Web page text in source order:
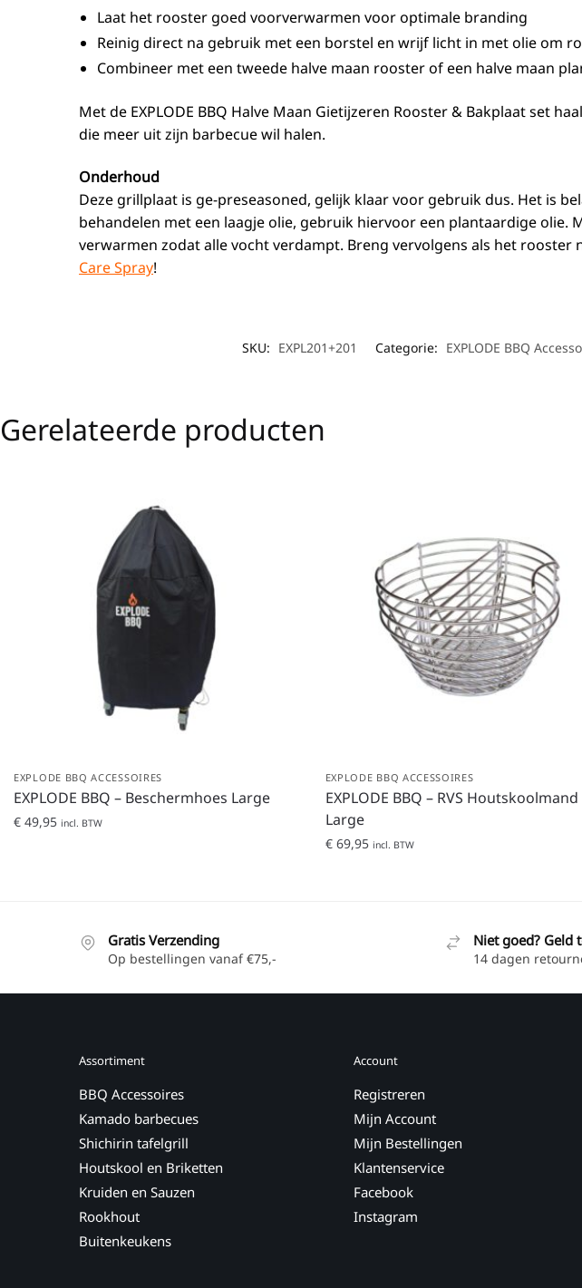
Laat het rooster goed voorverwarmen voor optimale branding
Reinig direct na gebruik met een borstel en wrijf licht in met olie om
Combineer met een tweede halve maan rooster of een halve maan
Met de EXPLODE BBQ Halve Maan Gietijzeren Rooster & Bakplaat set
die meer uit zijn barbecue wil halen.
Onderhoud
Deze grillplaat is ge-preseasoned, gelijk klaar voor gebruik dus. Het is
behandelen met een laagje olie, gebruik hiervoor een plantaardige
verwarmen zodat alle vocht verdampt. Breng vervolgens als het
Care Spray!
SKU: EXPL201+201 Categorie: EXPLODE BBQ
Gerelateerde producten
EXPLODE BBQ ACCESSOIRES
EXPLODE BBQ – Beschermhoes Large
€ 49,95 incl. BTW
EXPLODE BBQ ACCESSOIRES
EXPLODE BBQ – RVS Houtskoolmand
Large
€69,95 incl. BTW
Gratis Verzending
Op bestellingen vanaf €75,-
Niet goed? Geld
14 dagen
Assortiment
BBQ Accessoires
Kamado barbecues
Shichirin tafelgrill
Houtskool en Briketten
Kruiden en Sauzen
Rookhout
Buitenkeukens
Account
Registreren
Mijn Account
Mijn Bestellingen
Klantenservice
Facebook
Instagram